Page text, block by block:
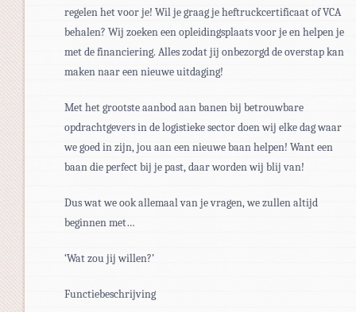
regelen het voor je! Wil je graag je heftruckcertificaat of VCA
behalen? Wij zoeken een opleidingsplaats voor je en helpen je
met de financiering. Alles zodat jij onbezorgd de overstap kan
maken naar een nieuwe uitdaging!
Met het grootste aanbod aan banen bij betrouwbare
opdrachtgevers in de logistieke sector doen wij elke dag waar
we goed in zijn, jou aan een nieuwe baan helpen! Want een
baan die perfect bij je past, daar worden wij blij van!
Dus wat we ook allemaal van je vragen, we zullen altijd
beginnen met…
‘Wat zou jij willen?’
Functiebeschrijving